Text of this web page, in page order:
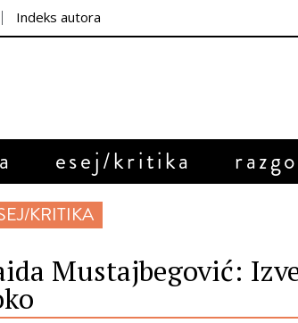
Indeks autora
esej/kritika
KRITIKA
Mustajbegović: